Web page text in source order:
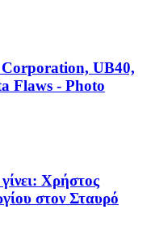
Corporation, UB40,
Flaws - Photo
Χρήστος
στον Σταυρό